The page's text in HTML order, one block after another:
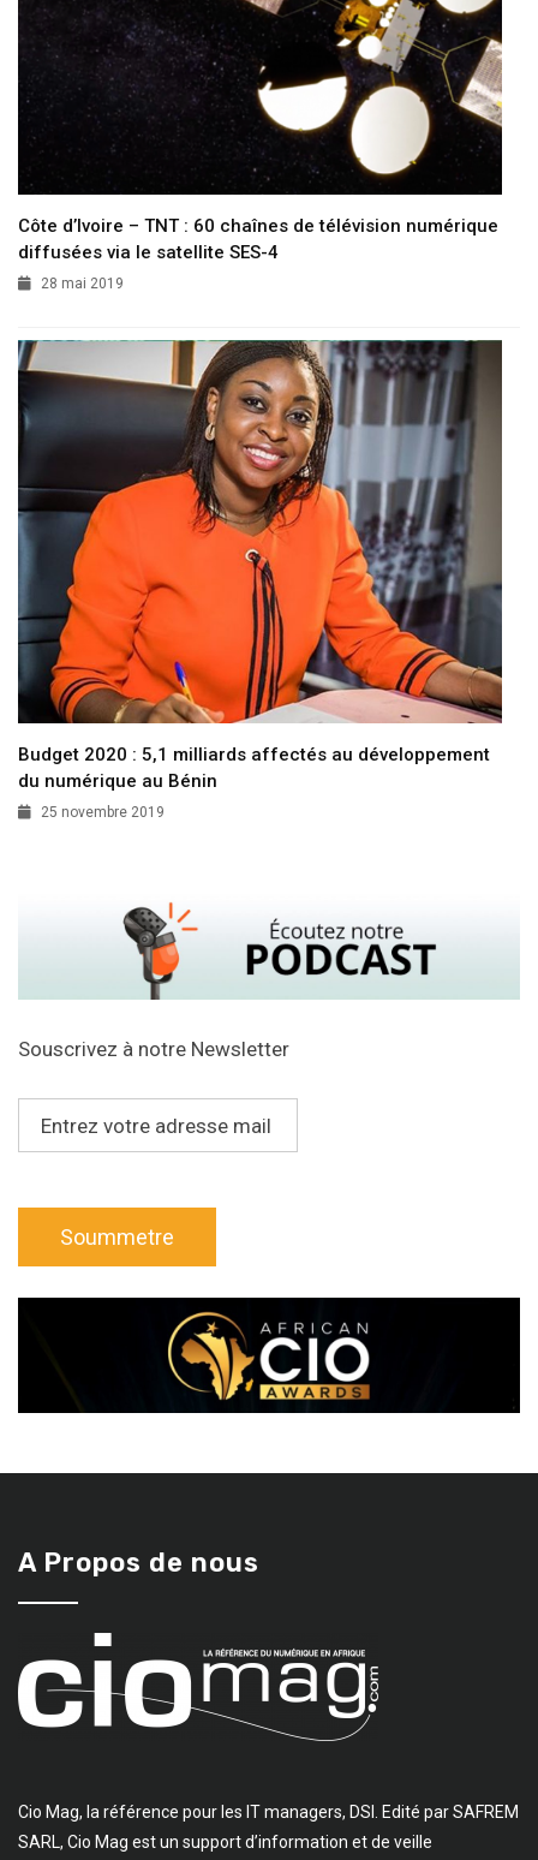
Côte d’Ivoire – TNT : 60 chaînes de télévision numérique
diffusées via le satellite SES-4
28 mai 2019
Budget 2020 : 5,1 milliards affectés au développement
du numérique au Bénin
25 novembre 2019
Souscrivez à notre Newsletter
A Propos de nous
Cio Mag, la référence pour les IT managers, DSI. Edité par SAFREM
SARL, Cio Mag est un support d’information et de veille